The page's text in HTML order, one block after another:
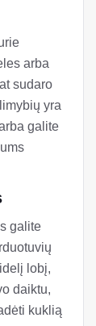
arba
sudaro
yra
galite
galite
lobį,
daiktu,
kuklią